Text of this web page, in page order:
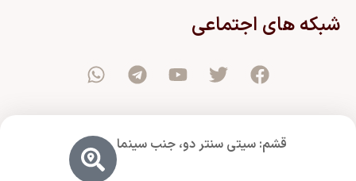
شبکه های اجتماعی
قشم: سیتی سنتر دو، جنب سینما